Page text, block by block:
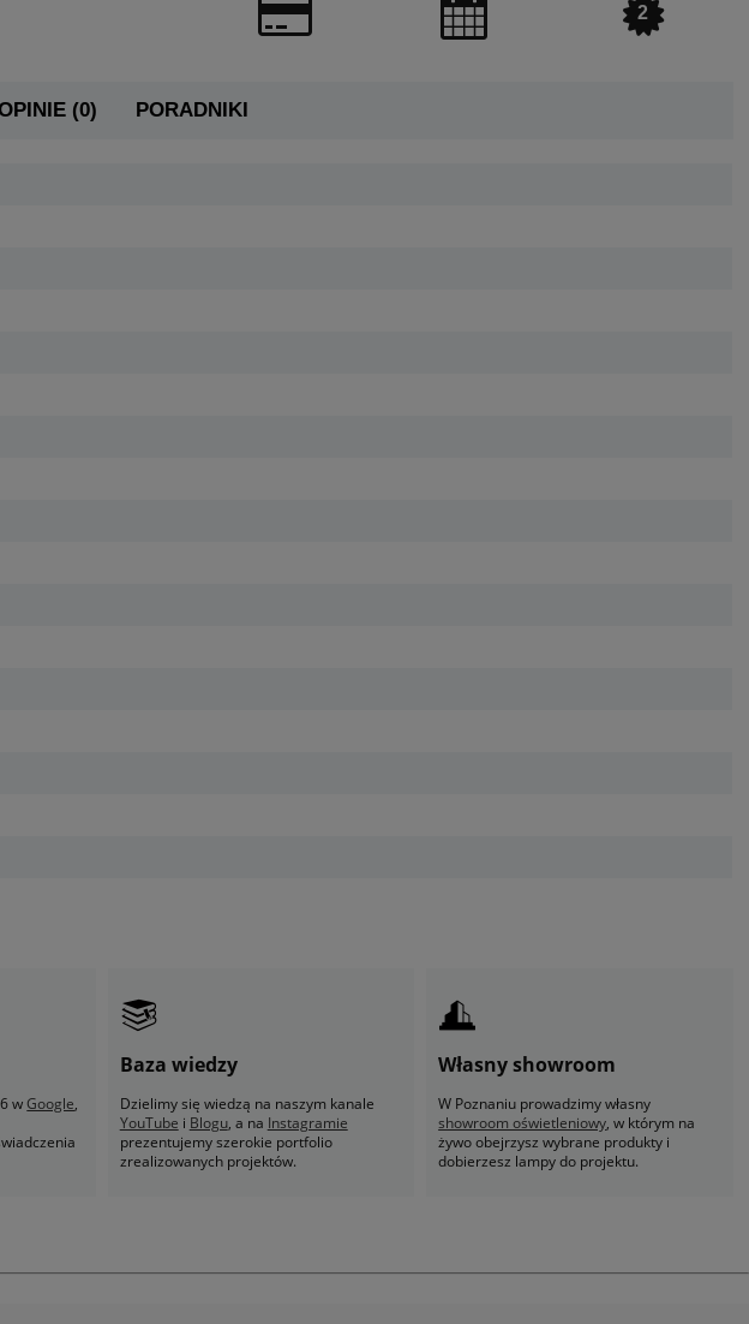
2
(0) PORADNIKI
wGoogle,
Baza wiedzy
Dzielimy się wiedzą na naszym kanale
YouTube i Blogu, a na Instagramie
prezentujemy szerokie portfolio
zrealizowanych projektów.
Własny showroom
W Poznaniu prowadzimy własny
showroom oświetleniowy, w którym na
żywo obejrzysz wybrane produkty i
dobierzesz lampy do projektu.